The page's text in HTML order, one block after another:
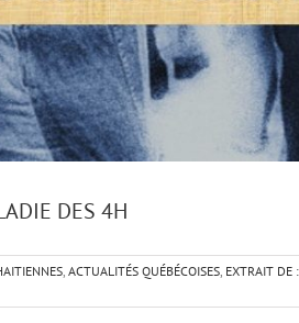
DES 4H
ACTUALITÉS QUÉBÉCOISES EXTRAIT